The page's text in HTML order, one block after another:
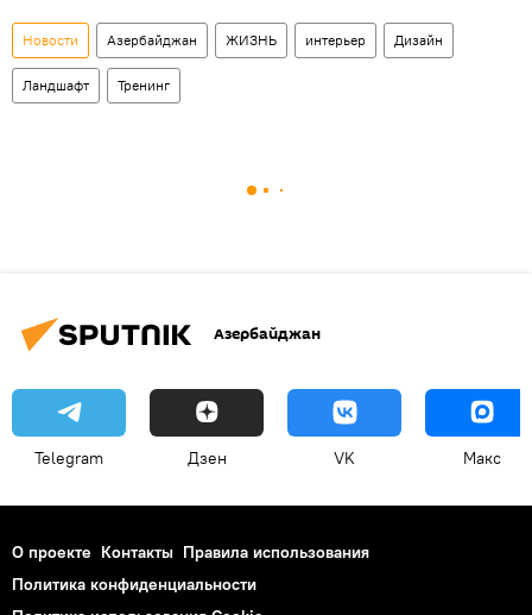
Новости Азербайджан ЖИЗНЬ интерьер Дизайн
Ландшафт Тренинг
Азербайджан
Telegram Дзен VK Макс
О проекте Контакты Правила использования
Политика конфиденциальности